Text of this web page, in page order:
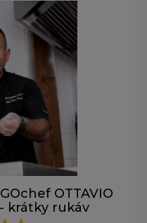
OTTAVIO
krátky rukáv